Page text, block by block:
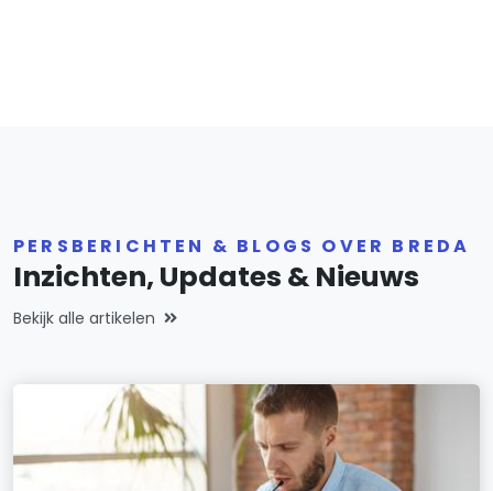
PERSBERICHTEN & BLOGS OVER BREDA
Inzichten, Updates & Nieuws
Bekijk alle artikelen